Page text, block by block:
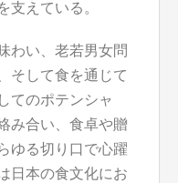
支えている。
わい、老若男女問
そして食を通じて
てのポテンシャ
み合い、食卓や贈
ゆる切り口で心躍
日本の食文化にお